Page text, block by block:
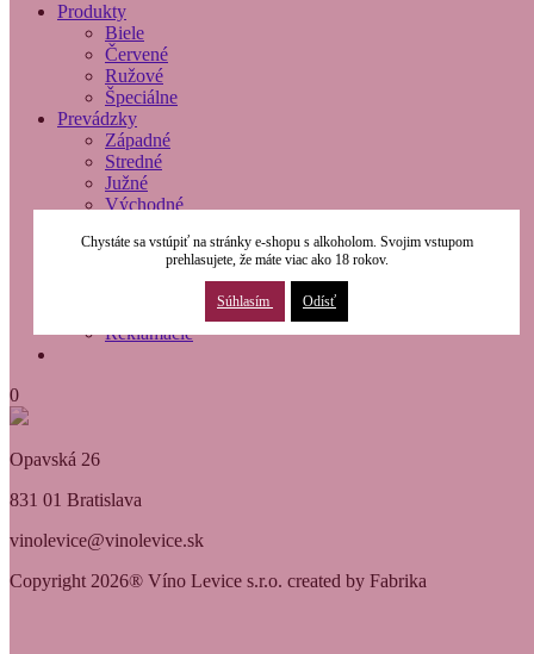
Produkty
Biele
Červené
Ružové
Špeciálne
Prevádzky
Západné
Stredné
Južné
Východné
Modernizácia
Reklamácie
0
Opavská 26
831 01 Bratislava
vinolevice@vinolevice.sk
Copyright 2026® Víno Levice s.r.o. created by Fabrika
Chystáte sa vstúpiť na stránky e-shopu s alkoholom. Svojim vstupom
prehlasujete, že máte viac ako 18 rokov.
Súhlasím Odísť